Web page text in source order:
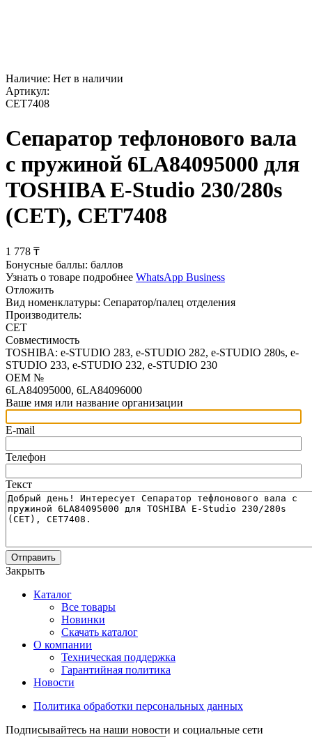
Наличие: Нет в наличии
Артикул:
CET7408
Сепаратор тефлонового вала
с пружиной 6LA84095000 для
TOSHIBA E-Studio 230/280s
(CET), CET7408
1 778 ₸
Бонусные баллы: баллов
Узнать о товаре подробнее WhatsApp Business
Отложить
Вид номенклатуры: Сепаратор/палец отделения
Производитель:
CET
Совместимость
TOSHIBA: e-STUDIO 283, e-STUDIO 282, e-STUDIO 280s, e-
STUDIO 233, e-STUDIO 232, e-STUDIO 230
OEM №
6LA84095000, 6LA84096000
Ваше имя или название организации
E-mail
Телефон
Текст
Отправить
Закрыть
Каталог
Все товары
Новинки
Скачать каталог
О компании
Техническая поддержка
Гарантийная политика
Новости
Политика обработки персональных данных
Подписывайтесь на наши новости и социальные сети